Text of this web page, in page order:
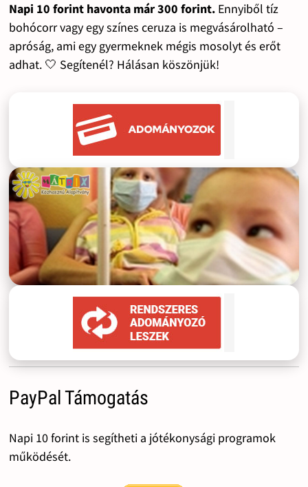
Napi 10 forint havonta már 300 forint.Ennyiből tíz
bohócorr vagy egy színes ceruza is megvásárolható –
apróság, ami egy gyermeknek mégis mosolyt és erőt
adhat. 🤍 Segítenél? Hálásan köszönjük!
PayPal Támogatás
Napi 10 forint is segítheti a jótékonysági programok
működését.